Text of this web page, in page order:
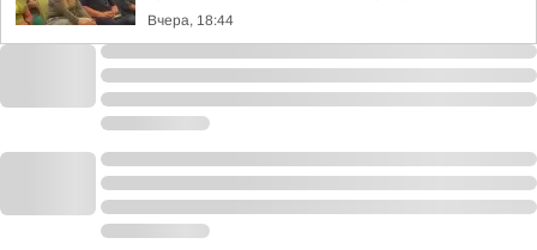
Вчера, 18:44